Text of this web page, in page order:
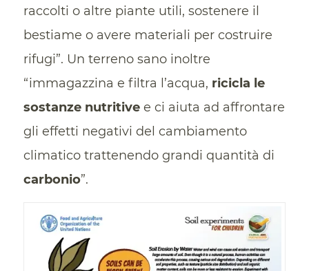
raccolti o altre piante utili, sostenere il
bestiame o avere materiali per costruire
rifugi”. Un terreno sano inoltre
“immagazzina e filtra l’acqua, ricicla le
sostanze nutritivee ci aiuta ad affrontare
gli effetti negativi del cambiamento
climatico trattenendo grandi quantità di
carbonio”.